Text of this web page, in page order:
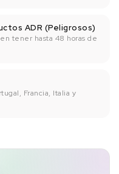
ADR (Peligrosos)
tener hasta 48 horas de
Francia, Italia y